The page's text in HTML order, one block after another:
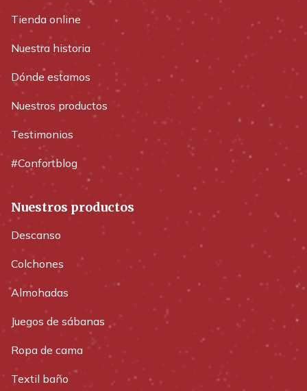
Tienda online
Nuestra historia
Dónde estamos
Nuestros productos
Testimonios
#Confortblog
Nuestros productos
Descanso
Colchones
Almohadas
Juegos de sábanas
Ropa de cama
Textil baño